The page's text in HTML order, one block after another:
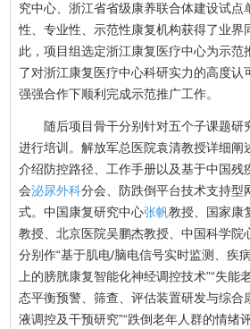
究中心、浙江省省级康养联合体建设试点
性、专业性、示范性康复机构获得了业界
此，项目组选定浙江康复医疗中心为示范
了对浙江康复医疗中心科研实力的高度认
强强合作下顺利完成示范推广工作。
随后项目骨干分别针对五个子课题研
进行培训。解放军总医院袁清教授详细阐
介绍防控路径、工作手册以及基于中国残
会泌尿外科分会、防跌倒平台技术支持型
式。中国康复研究中心张帆教授、国家康
教授、北京医院吴鹏杰教授、中国科学院
分别作“基于肌电/脑电信号实时监测、疾
上的膀胱康复智能化神经调控技术”“失能
态平衡预警、筛查、评估装置研发与综合
液调控及干预研究”“跌倒老年人群的情绪